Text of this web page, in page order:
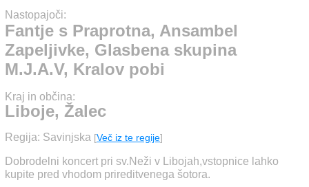
Nastopajoči:
Fantje s Praprotna, Ansambel
Zapeljivke, Glasbena skupina
M.J.A.V, Kralov pobi
Kraj in občina:
Liboje, Žalec
Regija: Savinjska [Več iz te regije]
Dobrodelni koncert pri sv.Neži v Libojah,vstopnice lahko
kupite pred vhodom prireditvenega šotora.